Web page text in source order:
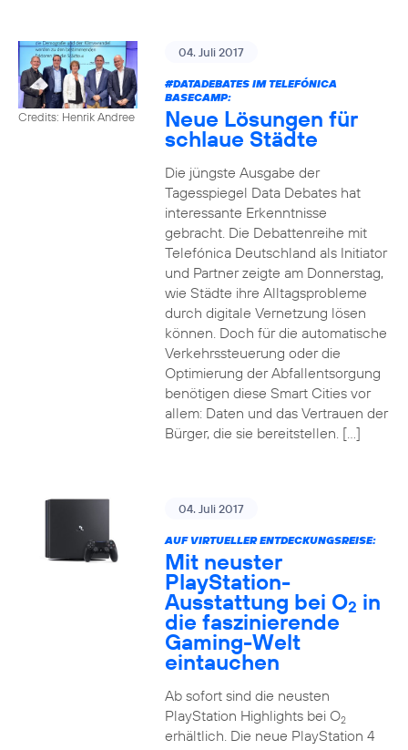
Credits: Henrik Andree
04. Juli 2017
#DATADEBATESIM TELEFÓNICA
BASECAMP:
Neue Lösungen für
schlaue Städte
Die jüngste Ausgabe der
Tagesspiegel Data Debates hat
interessante Erkenntnisse
gebracht. Die Debattenreihe mit
Telefónica Deutschland als Initiator
und Partner zeigte am Donnerstag,
wie Städte ihre Alltagsprobleme
durch digitale Vernetzung lösen
können. Doch für die automatische
Verkehrssteuerung oder die
Optimierung der Abfallentsorgung
benötigen diese Smart Cities vor
allem: Daten und das Vertrauen der
Bürger, die sie bereitstellen. […]
04. Juli 2017
AUF VIRTUELLER ENTDECKUNGSREISE:
Mit neuster
PlayStation-
Ausstattung bei O2 in
die faszinierende
Gaming-Welt
eintauchen
Ab sofort sind die neusten
PlayStation Highlights bei O2
erhältlich. Die neue PlayStation 4